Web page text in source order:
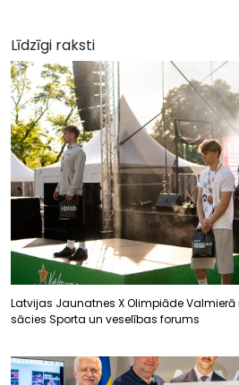
Līdzīgi raksti
Latvijas Jaunatnes X Olimpiāde Valmierā
sācies Sporta un veselības forums